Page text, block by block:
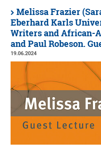
Melissa Frazier
Eberhard Karls
Writers and African-
and Paul Robeson.
19.06.2024